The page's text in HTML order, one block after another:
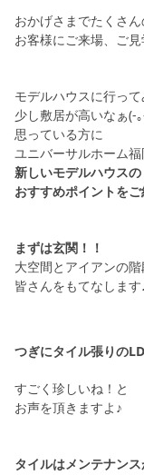
建築実例
モデルハウス検
シミュレー ショ
キャンペーン・
家づくりの知識
福岡マリナ通り店 TOPへ
おかげさまでたくさ
お客様にご来場、ご
モデルハウスに行っ
少し敷居が高いなぁ(-
思っている方に
ユニバーサルホーム
新しいモデルハウスの
おすすめポイントを
まずは玄関！！
大空間とアイアンの
皆さんをもてなします
つぎにタイル張りの
すごく珍しいね！と
お声を頂きますよ♪
タイルはメンテナン